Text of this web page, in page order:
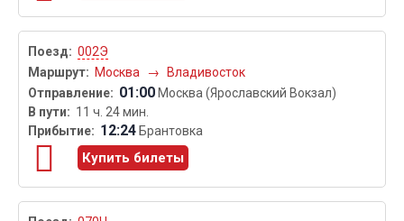
002Э
Москва
→ Владивосток
01:00 Москва (Ярославский Вокзал)
11 ч. 24 мин.
12:24 Брантовка
Купить билеты